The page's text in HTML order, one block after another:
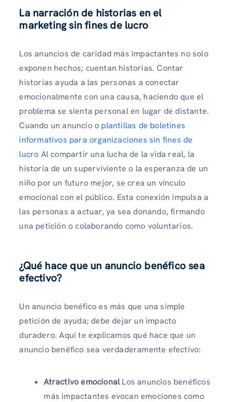
La narración de historias en el
marketing sin fines de lucro
Los anuncios de caridad más impactantes no solo
exponen hechos; cuentan historias. Contar
historias ayuda a las personas a conectar
emocionalmente con una causa, haciendo que el
problema se sienta personal en lugar de distante.
Cuando un anuncio o plantillas de boletines
informativos para organizaciones sin fines de
lucro Al compartir una lucha de la vida real, la
historia de un superviviente o la esperanza de un
niño por un futuro mejor, se crea un vínculo
emocional con el público. Esta conexión impulsa a
las personas a actuar, ya sea donando, firmando
una petición o colaborando como voluntarios.
¿Qué hace que un anuncio benéfico sea
efectivo?
Un anuncio benéfico es más que una simple
petición de ayuda; debe dejar un impacto
duradero. Aquí te explicamos qué hace que un
anuncio benéfico sea verdaderamente efectivo:
Atractivo emocionalLos anuncios benéficos
más impactantes evocan emociones como